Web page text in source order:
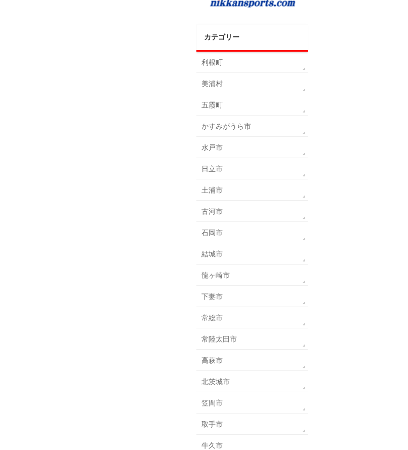
カテゴリー
利根町
美浦村
五霞町
かすみがうら市
水戸市
日立市
土浦市
古河市
石岡市
結城市
龍ヶ崎市
下妻市
常総市
常陸太田市
高萩市
北茨城市
笠間市
取手市
牛久市